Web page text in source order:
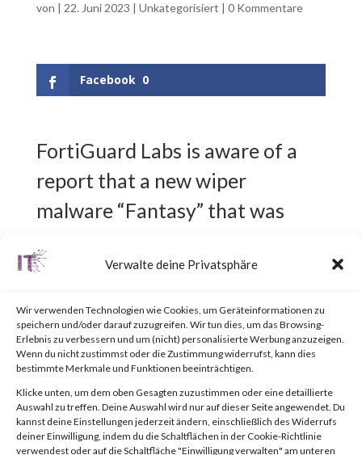
Verwalte deine Privatsphäre
Wir verwenden Technologien wie Cookies, um Geräteinformationen zu
speichern und/oder darauf zuzugreifen. Wir tun dies, um das Browsing-
Erlebnis zu verbessern und um (nicht) personalisierte Werbung anzuzeigen.
Wenn du nicht zustimmst oder die Zustimmung widerrufst, kann dies
bestimmte Merkmale und Funktionen beeinträchtigen.
Klicke unten, um dem oben Gesagten zuzustimmen oder eine detaillierte
Auswahl zu treffen. Deine Auswahl wird nur auf dieser Seite angewendet. Du
kannst deine Einstellungen jederzeit ändern, einschließlich des Widerrufs
deiner Einwilligung, indem du die Schaltflächen in der Cookie-Richtlinie
verwendest oder auf die Schaltfläche "Einwilligung verwalten" am unteren
von | 22. Juni 2023 | Unkategorisiert | 0 Kommentare
Facebook 0
FortiGuard Labs is aware of a
report that a new wiper
malware “Fantasy” that was
leveraging an unidentified
software commonly used in the
diamond industry. The report
states that Fantasy wiper
victims were observed in South
Africa, Israel, and Hong Kong.
The wiper malware reportedly